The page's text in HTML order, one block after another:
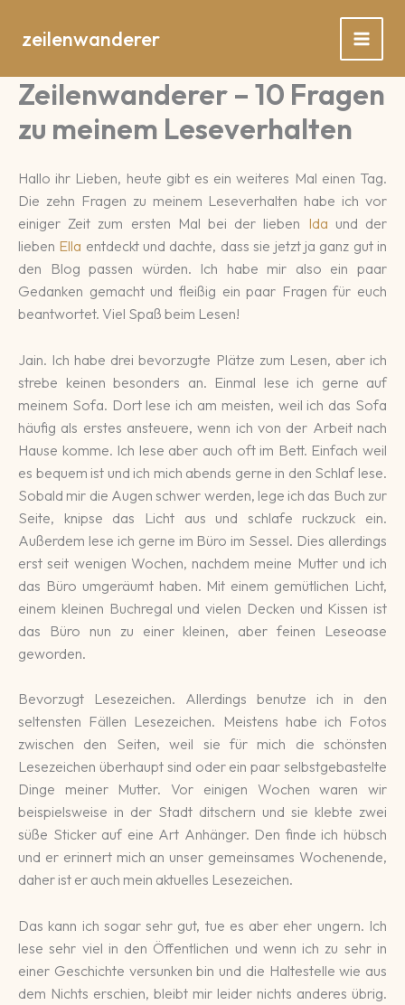
Inhaltzeilenwanderer
Zeilenwanderer – 10 Fragen
zu meinem Leseverhalten
Hallo ihr Lieben, heute gibt es ein weiteres Mal einen Tag.
Die zehn Fragen zu meinem Leseverhalten habe ich vor
einiger Zeit zum ersten Mal bei der lieben Ida und der
lieben Ella entdeckt und dachte, dass sie jetzt ja ganz gut in
den Blog passen würden. Ich habe mir also ein paar
Gedanken gemacht und fleißig ein paar Fragen für euch
beantwortet. Viel Spaß beim Lesen!
Jain. Ich habe drei bevorzugte Plätze zum Lesen, aber ich
strebe keinen besonders an. Einmal lese ich gerne auf
meinem Sofa. Dort lese ich am meisten, weil ich das Sofa
häufig als erstes ansteuere, wenn ich von der Arbeit nach
Hause komme. Ich lese aber auch oft im Bett. Einfach weil
es bequem ist und ich mich abends gerne in den Schlaf lese.
Sobald mir die Augen schwer werden, lege ich das Buch zur
Seite, knipse das Licht aus und schlafe ruckzuck ein.
Außerdem lese ich gerne im Büro im Sessel. Dies allerdings
erst seit wenigen Wochen, nachdem meine Mutter und ich
das Büro umgeräumt haben. Mit einem gemütlichen Licht,
einem kleinen Buchregal und vielen Decken und Kissen ist
das Büro nun zu einer kleinen, aber feinen Leseoase
geworden.
Bevorzugt Lesezeichen. Allerdings benutze ich in den
seltensten Fällen Lesezeichen. Meistens habe ich Fotos
zwischen den Seiten, weil sie für mich die schönsten
Lesezeichen überhaupt sind oder ein paar selbstgebastelte
Dinge meiner Mutter. Vor einigen Wochen waren wir
beispielsweise in der Stadt ditschern und sie klebte zwei
süße Sticker auf eine Art Anhänger. Den finde ich hübsch
und er erinnert mich an unser gemeinsames Wochenende,
daher ist er auch mein aktuelles Lesezeichen.
Das kann ich sogar sehr gut, tue es aber eher ungern. Ich
lese sehr viel in den Öffentlichen und wenn ich zu sehr in
einer Geschichte versunken bin und die Haltestelle wie aus
dem Nichts erschien, bleibt mir leider nichts anderes übrig.